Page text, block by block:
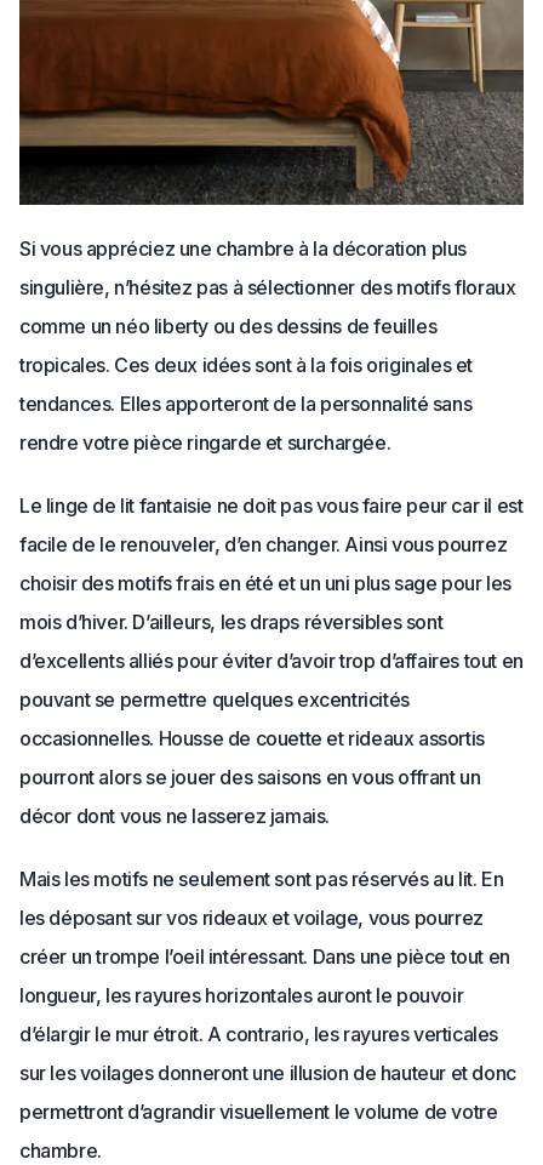
Si vous appréciez une chambre à la décoration plus
singulière, n’hésitez pas à sélectionner des motifs floraux
comme un néo liberty ou des dessins de feuilles
tropicales. Ces deux idées sont à la fois originales et
tendances. Elles apporteront de la personnalité sans
rendre votre pièce ringarde et surchargée.
Le linge de lit fantaisie ne doit pas vous faire peur car il est
facile de le renouveler, d’en changer. Ainsi vous pourrez
choisir des motifs frais en été et un uni plus sage pour les
mois d’hiver. D’ailleurs, les draps réversibles sont
d’excellents alliés pour éviter d’avoir trop d’affaires tout en
pouvant se permettre quelques excentricités
occasionnelles. Housse de couette et rideaux assortis
pourront alors se jouer des saisons en vous offrant un
décor dont vous ne lasserez jamais.
Mais les motifs ne seulement sont pas réservés au lit. En
les déposant sur vos rideaux et voilage, vous pourrez
créer un trompe l’oeil intéressant. Dans une pièce tout en
longueur, les rayures horizontales auront le pouvoir
d’élargir le mur étroit. A contrario, les rayures verticales
sur les voilages donneront une illusion de hauteur et donc
permettront d’agrandir visuellement le volume de votre
chambre.